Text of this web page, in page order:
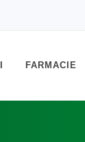
FARMACIE